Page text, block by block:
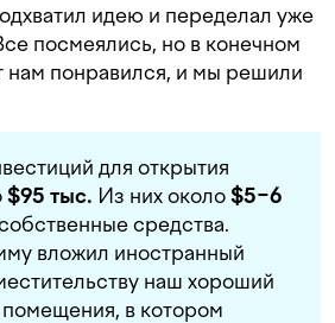
идею и переделал уже
посмеялись, но в конечном
нам понравился, и мы решили
для открытия
$95 тыс. Из них около$5−6
средства.
вложил иностранный
наш хороший
в котором